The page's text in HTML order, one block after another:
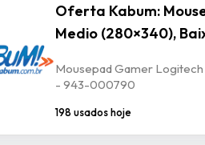
Oferta Kabum:
Medio (280×340),
Mousepad Gamer
- 943-000790
198 usados hoje